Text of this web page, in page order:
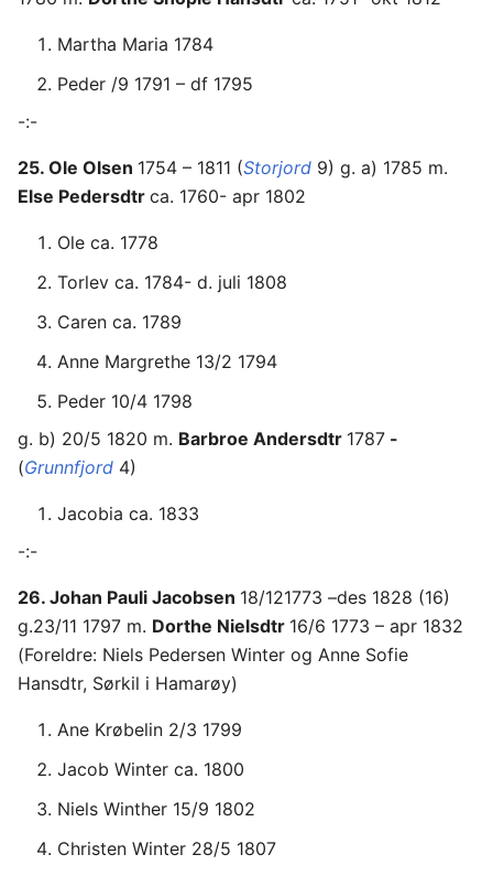
Martha Maria 1784
Peder /9 1791 – df 1795
-:-
25. Ole Olsen 1754 – 1811 (Storjord 9) g. a) 1785 m.
Else Pedersdtr ca. 1760- apr 1802
Ole ca. 1778
Torlev ca. 1784- d. juli 1808
Caren ca. 1789
Anne Margrethe 13/2 1794
Peder 10/4 1798
g. b) 20/5 1820 m. Barbroe Andersdtr 1787 -
(Grunnfjord 4)
Jacobia ca. 1833
-:-
26. Johan Pauli Jacobsen 18/121773 –des 1828 (16)
g.23/11 1797 m. Dorthe Nielsdtr 16/6 1773 – apr 1832
(Foreldre: Niels Pedersen Winter og Anne Sofie
Hansdtr, Sørkil i Hamarøy)
Ane Krøbelin 2/3 1799
Jacob Winter ca. 1800
Niels Winther 15/9 1802
Christen Winter 28/5 1807